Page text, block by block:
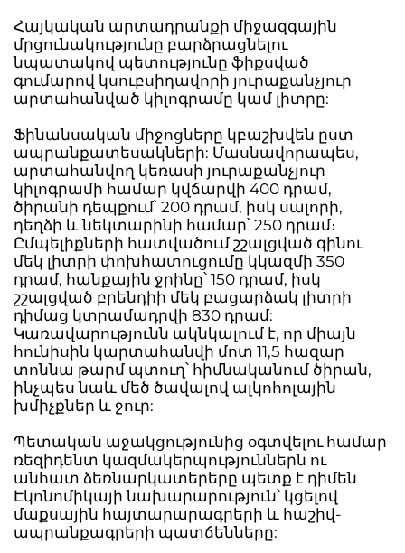
Հայկական արտադրանքի միջազգային
մրցունակությունը բարձրացնելու
նպատակով պետությունը ֆիքսված
գումարով կսուբսիդավորի յուրաքանչյուր
արտահանված կիլոգրամը կամ լիտրը:
Ֆինանսական միջոցները կբաշխվեն ըստ
ապրանքատեսակների: Մասնավորապես,
արտահանվող կեռասի յուրաքանչյուր
կիլոգրամի համար կվճարվի 400 դրամ,
ծիրանի դեպքում՝ 200 դրամ, իսկ սալորի,
դեղձի և նեկտարինի համար՝ 250 դրամ։
Ըմպելիքների հատվածում շշալցված գինու
մեկ լիտրի փոխհատուցումը կկազմի 350
դրամ, հանքային ջրինը՝ 150 դրամ, իսկ
շշալցված բրենդիի մեկ բացարձակ լիտրի
դիմաց կտրամադրվի 830 դրամ:
Կառավարությունն ակնկալում է, որ միայն
հունիսին կարտահանվի մոտ 11,5 հազար
տոննա թարմ պտուղ՝ հիմնականում ծիրան,
ինչպես նաև մեծ ծավալով ալկոհոլային
խմիչքներ և ջուր:
Պետական աջակցությունից օգտվելու համար
ռեզիդենտ կազմակերպություններն ու
անհատ ձեռնարկատերերը պետք է դիմեն
Էկոնոմիկայի նախարարություն՝ կցելով
մաքսային հայտարարագրերի և հաշիվ-
ապրանքագրերի պատճենները: